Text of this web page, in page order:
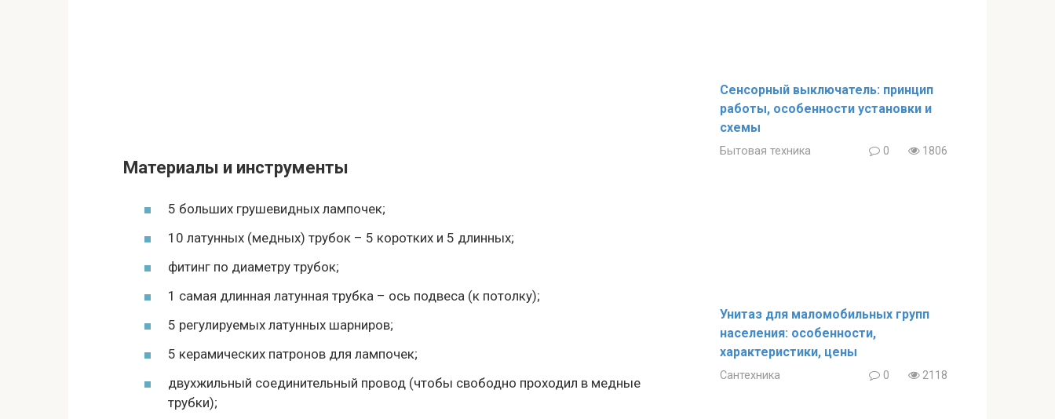
Материалы и инструменты
5 больших грушевидных лампочек;
10 латунных (медных) трубок – 5 коротких и 5 длинных;
фитинг по диаметру трубок;
1 самая длинная латунная трубка – ось подвеса (к потолку);
5 регулируемых латунных шарниров;
5 керамических патронов для лампочек;
двухжильный соединительный провод (чтобы свободно проходил в медные
трубки);
Сенсорный выключатель: принцип
работы, особенности установки и
схемы
Бытовая техника 0 1806
Унитаз для маломобильных групп
населения: особенности,
характеристики, цены
Сантехника 0 2118